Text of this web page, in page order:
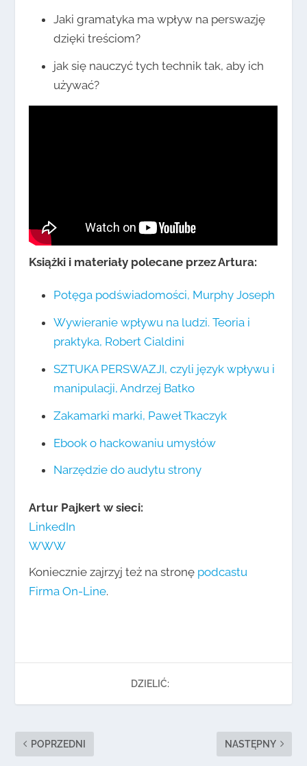
Jaki gramatyka ma wpływ na perswazję
dzięki treściom?
jak się nauczyć tych technik tak, aby ich
używać?
Książki i materiały polecane przez Artura:
Potęga podświadomości, Murphy Joseph
Wywieranie wpływu na ludzi. Teoria i
praktyka, Robert Cialdini
SZTUKA PERSWAZJI, czyli język wpływu i
manipulacji, Andrzej Batko
Zakamarki marki, Paweł Tkaczyk
Ebook o hackowaniu umysłów
Narzędzie do audytu strony
Artur Pajkert w sieci:
LinkedIn
WWW
Koniecznie zajrzyj też na stronę podcastu
Firma On-Line.
DZIELIĆ:
POPRZEDNI NASTĘPNY